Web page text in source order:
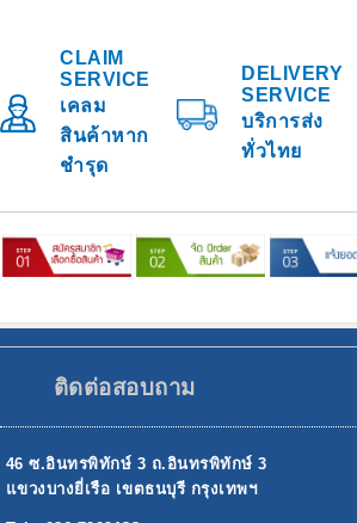
CLAIM
SERVICE
เคลม
สินค้าหาก
ชำรุด
DELIVERY
SERVICE
บริการส่ง
ทั่วไทย
ติดต่อสอบถาม
46 ซ.อินทรพิทักษ์ 3 ถ.อินทรพิทักษ์ 3
แขวงบางยี่เรือ เขตธนบุรี กรุงเทพฯ